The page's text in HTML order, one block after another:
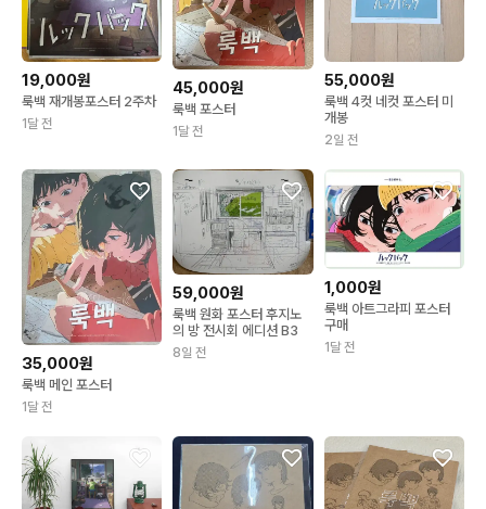
19,000원
룩백 재개봉포스터 2주차
1달 전
45,000원
룩백 포스터
1달 전
55,000원
룩백 4컷 네컷 포스터 미
개봉
2일 전
35,000원
룩백 메인 포스터
1달 전
59,000원
룩백 원화 포스터 후지노
의 방 전시회 에디션 B3
8일 전
1,000원
룩백 아트그라피 포스터
구매
1달 전